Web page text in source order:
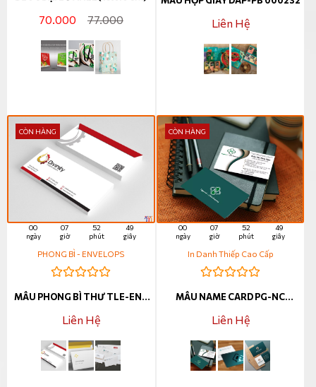
70.000 77.000 Liên Hệ
CÒN HÀNG
00
ngày
07
giờ
52
phút
47
giây
PHONG BÌ - ENVELOPS
MẪU PHONG BÌ THƯ TLE-ENV
Liên Hệ
CÒN HÀNG
00
ngày
07
giờ
52
phút
47
giây
In Danh Thiếp Cao Cấp
MẪU NAME CARD PG-NC
Liên Hệ